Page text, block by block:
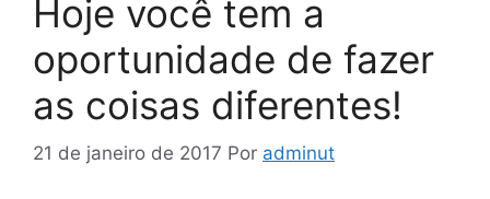
Hoje você tem a
oportunidade de fazer
as coisas diferentes!
21 de janeiro de 2017 Por adminut